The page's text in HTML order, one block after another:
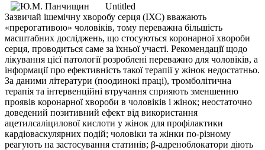
Untitled
Зазвичай ішемічну хворобу серця (ІХС) вважають
«прерогативою» чоловіків, тому переважна більшість
масштабних досліджень, що стосуються коронарної хвороби
серця, проводиться саме за їхньої участі. Рекомендації щодо
лікування цієї патології розроблені переважно для чоловіків, а
інформації про ефективність такої терапії у жінок недостатньо.
За даними літератури (поодинокі праці), тромболітична
терапія та інтервенційні втручання сприяють зменшенню
проявів коронарної хвороби в чоловіків і жінок; неостаточно
доведений позитивний ефект від використання
ацетилсаліцилової кислоти у жінок для профілактики
кардіоваскулярних подій; чоловіки та жінки по-різному
реагують на застосування статинів; β-адреноблокатори діють